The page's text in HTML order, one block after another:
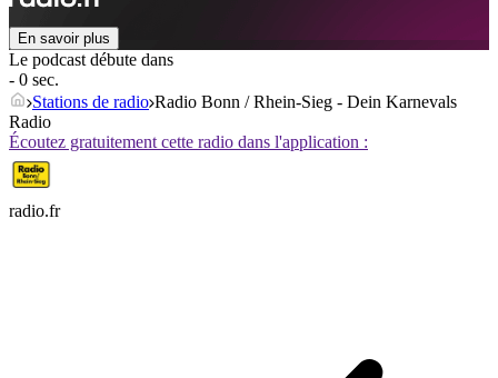
En savoir plus
Le podcast débute dans
- 0 sec.
Stations de radio Radio Bonn / Rhein-Sieg - Dein Karnevals
Radio
Écoutez gratuitement cette radio dans l'application :
radio.fr